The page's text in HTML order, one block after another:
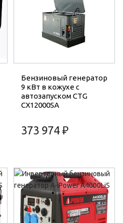
Бензиновый генератор
9 кВт в кожухе с
автозапуском CTG
CX12000SA
373 974 ₽